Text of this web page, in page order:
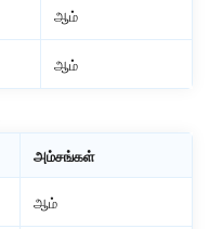
ஆம்
ஆம்
அம்சங்கள்
ஆம்